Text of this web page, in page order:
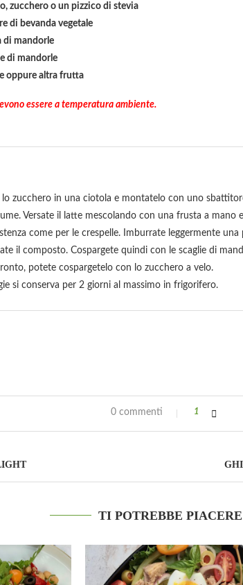
zucchero o un pizzico di stevia
di bevanda vegetale
di mandorle
di mandorle
oppure altra frutta
essere a temperatura ambiente.
zucchero in una ciotola e montatelo con uno
Versate il latte mescolando con una frusta a mano
come per le crespelle. Imburrate leggermente
il composto. Cospargete quindi con le scaglie di
potete cospargetelo con lo zucchero a velo.
si conserva per 2 giorni al massimo in frigorifero.
0 commenti 1
TI POTREBBE PIACERE